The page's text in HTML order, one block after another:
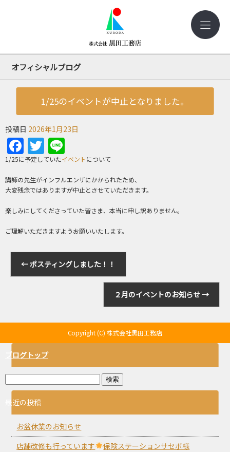
オフィシャルブログ
1/25のイベントが中止となりました。
投稿日 2026年1月23日
Facebook
Twitter
1/25に予定していたイベントについて
講師の先生がインフルエンザにかかられたため、
大変残念ではありますが中止とさせていただきます。
楽しみにしてくださっていた皆さま、本当に申し訳ありません。
ご理解いただきますようお願いいたします。
←ポスティングしました！！
２月のイベントのお知らせ→
Copyright (C) 株式会社黒田工務店
ブログトップ
最近の投稿
お盆休業のお知らせ
店舗改修も行っています
保険ステーションサセボ様